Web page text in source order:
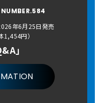
年6月25日発売
円）
」